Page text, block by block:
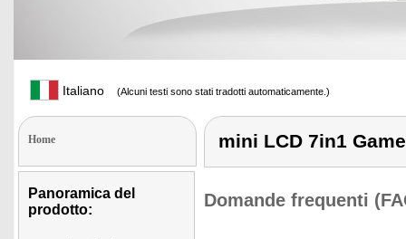
Italiano (Alcuni testi sono stati tradotti automaticamente.)
Home
Panoramica del
prodotto:
mini LCD 7in1 Game
Domande frequenti